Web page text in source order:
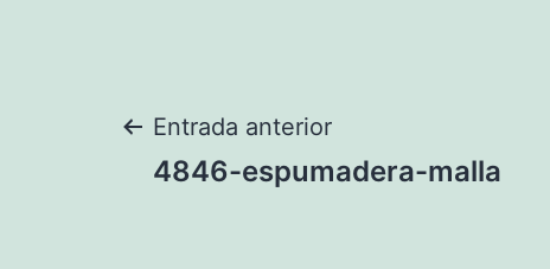
Navegación
Entrada anterior
4846-espumadera-malla